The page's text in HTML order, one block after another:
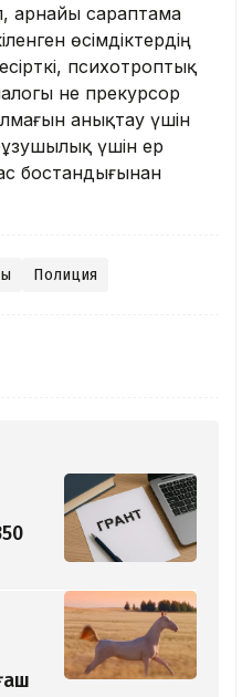
арнайы сараптама
өсімдіктердің
психотроптық
не прекурсор
анықтау үшін
үшін ер
бостандығынан
Полиция